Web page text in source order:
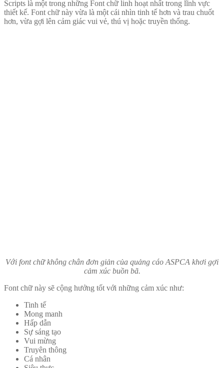
Scripts là một trong những Font chữ linh hoạt nhất trong lĩnh vực
thiết kế. Font chữ này vừa là một cái nhìn tinh tế hơn và trau chuốt
hơn, vừa gợi lên cảm giác vui vẻ, thú vị hoặc truyền thống.
Với font chữ không chân đơn giản của quảng cáo ASPCA khơi gợi
cảm xúc buồn bã.
Font chữ này sẽ cộng hưởng tốt với những cảm xúc như:
Tinh tế
Mong manh
Hấp dẫn
Sự sáng tạo
Vui mừng
Truyên thông
Cá nhân